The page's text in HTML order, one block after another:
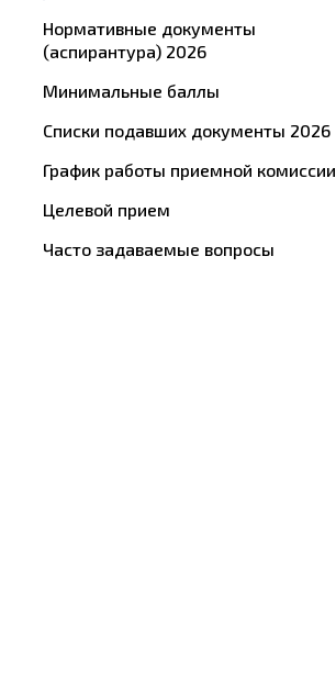
Нормативные документы
(аспирантура) 2026
Минимальные баллы
Списки подавших документы 2026
График работы приемной комиссии
Целевой прием
Часто задаваемые вопросы